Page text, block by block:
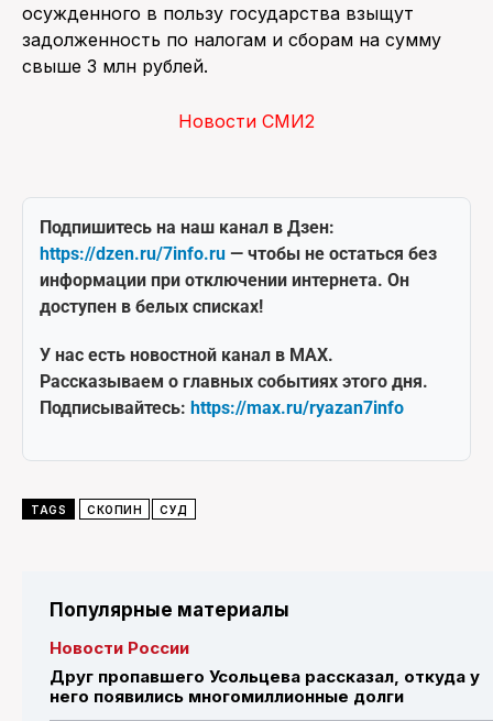
осужденного в пользу государства взыщут
задолженность по налогам и сборам на сумму
свыше 3 млн рублей.
Новости СМИ2
Подпишитесь на наш канал в Дзен:
https://dzen.ru/7info.ru — чтобы не остаться без
информации при отключении интернета. Он
доступен в белых списках!
У нас есть новостной канал в MAX.
Рассказываем о главных событиях этого дня.
Подписывайтесь: https://max.ru/ryazan7info
TAGS СКОПИН СУД
Популярные материалы
Новости России
Друг пропавшего Усольцева рассказал, откуда у
него появились многомиллионные долги